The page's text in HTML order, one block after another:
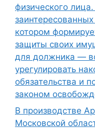
физического
котором
защиты своих
для должника —
урегулировать
обязательства и
законом
В производстве
Московской